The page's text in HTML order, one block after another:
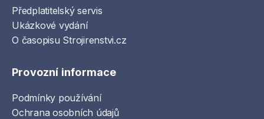
Předplatitelský servis
Ukázkové vydání
O časopisu Strojirenstvi.cz
Provozní informace
Podmínky používání
Ochrana osobních údajů